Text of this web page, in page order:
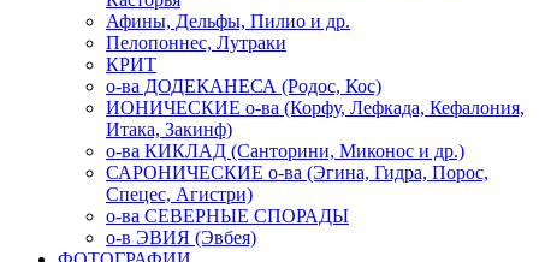
Афины, Дельфы, Пилио и др.
Пелопоннес, Лутраки
КРИТ
о-ва ДОДЕКАНЕСА (Родос, Кос)
ИОНИЧЕСКИЕ о-ва (Корфу, Лефкада, Кефалония,
Итака, Закинф)
о-ва КИКЛАД (Санторини, Миконос и др.)
САРОНИЧЕСКИЕ о-ва (Эгина, Гидра, Порос,
Спецес, Агистри)
о-ва СЕВЕРНЫЕ СПОРАДЫ
о-в ЭВИЯ (Эвбея)